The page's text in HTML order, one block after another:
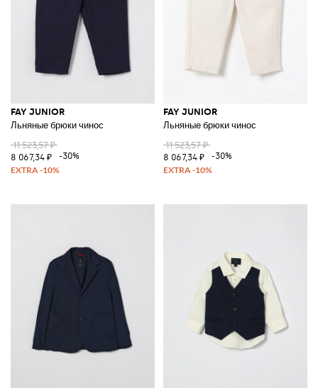
FAY JUNIOR
Льняные брюки чинос
11 523,57 ₽
8 067,34 ₽
-30%
FAY JUNIOR
Льняные брюки чинос
11 523,57 ₽
8 067,34 ₽
-30%